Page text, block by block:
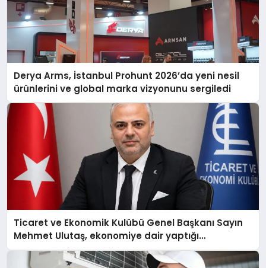
Derya Arms, İstanbul Prohunt 2026’da yeni nesil
ürünlerini ve global marka vizyonunu sergiledi
Ticaret ve Ekonomik Kulübü Genel Başkanı Sayın
Mehmet Ulutaş, ekonomiye dair yaptığı
açıklamada şunları kaydetti: